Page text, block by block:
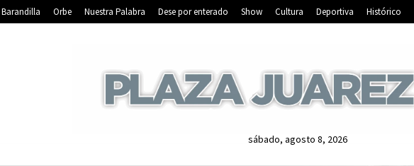
Barandilla Orbe Nuestra Palabra Dese por enterado Show Cultura Deportiva Histórico
sábado, agosto 8, 2026